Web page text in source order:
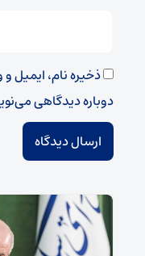
ذخیره نام، ایمیل
دوباره دیدگاهی